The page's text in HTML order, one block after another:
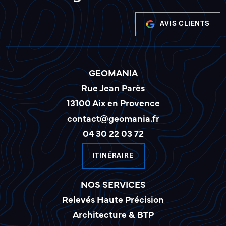
AVIS CLIENTS
GEOMANIA
Rue Jean Parès
13100 Aix en Provence
contact@geomania.fr
04 30 22 03 72
ITINÉRAIRE
NOS SERVICES
Relevés Haute Précision
Architecture & BTP